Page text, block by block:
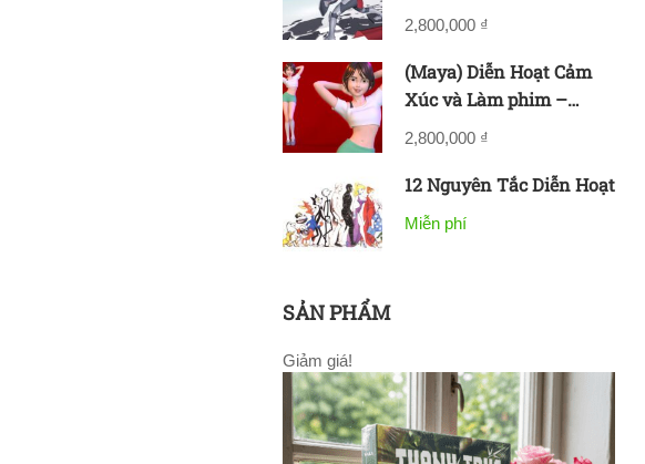
2,800,000 ₫
(Maya) Diễn Hoạt Cảm
Xúc và Làm phim –
Acting & Filmmaking
2,800,000 ₫
12 Nguyên Tắc Diễn Hoạt
Miễn phí
SẢN PHẨM
Giảm giá!